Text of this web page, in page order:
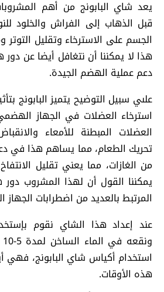
يعد شاي البابونج من أهم
قبل الذهاب إلى الفراش والخلود
الجسم على الاسترخاء وتقليل
هذا لا يمكننا أن نتغافل أيضا عن
دعم عملية الهضم الجيدة.
علىي سبيل التوضيح يتميز البابونج
استرخاء العضلات في الجهاز
العضلات المبطنة للأمعاء
تحريك الطعام، مما يساهم هذا في
من الغازات، مما يعني تقليل
يمكننا القول أن لهذا المشروب
المرتبط بالعديد من اضطرابات
عند إعداد هذا الشاي نقوم
استخدام أكياس شاي البابونج، فهي
هذه الأوقات.